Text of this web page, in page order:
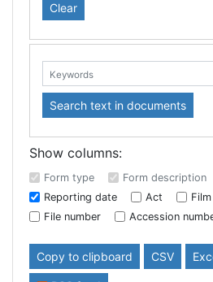
Clear
Keywords: Search text in documents
Show columns:
Form type Form description
Reporting date
Act
File number
Accession
Copy to clipboard CSV